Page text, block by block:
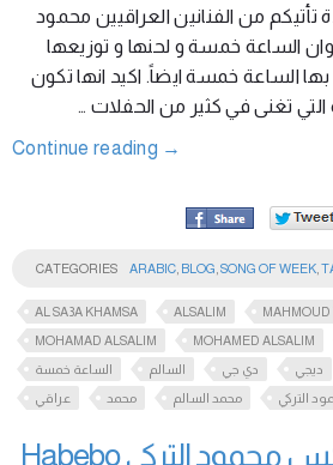
تأتيكم من الفنانين العراقيين محمود
الساعة خمسة و لحنها و توزيعها
الساعة خمسة ايضاً. اكيد انها تكون
التي تغنى في كثير من الحفلات …
Continue reading →
CATEGORIES ARABIC BLOG SONG OF WEEK
AL SA3A KHAMSA ALSALIM
MOHAMAD ALSALIM
MOHAMED ALSALIM
الساعة خمسة
السالم دي جي ديجي
عراقي
محمد محمد السالم التركي
حبيب قلبي ريميكس محمود التركي Habebo